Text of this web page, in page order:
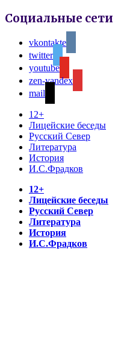
Социальные сети
vkontakte
twitter
youtube
zen-yandex
mail
12+
Лицейские беседы
Русский Север
Литература
История
И.С.Фрадков
12+
Лицейские беседы
Русский Север
Литература
История
И.С.Фрадков